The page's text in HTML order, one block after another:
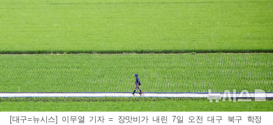
[대구=뉴시스] 이무열 기자 = 장맛비가 내린 7일 오전 대구 북구 학정